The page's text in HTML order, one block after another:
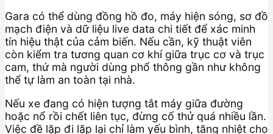
Gara có thể dùng đồng hồ đo, máy hiện sóng, sơ đồ
mạch điện và dữ liệu live data chi tiết để xác minh
tín hiệu thật của cảm biến. Nếu cần, kỹ thuật viên
còn kiểm tra tương quan cơ khí giữa trục cơ và trục
cam, thứ mà người dùng phổ thông gần như không
thể tự làm an toàn tại nhà.
Nếu xe đang có hiện tượng tắt máy giữa đường
hoặc nổ rồi chết liên tục, đừng cố thử quá nhiều lần.
Việc đề lặp đi lặp lại chỉ làm yếu bình, tăng nhiệt cho